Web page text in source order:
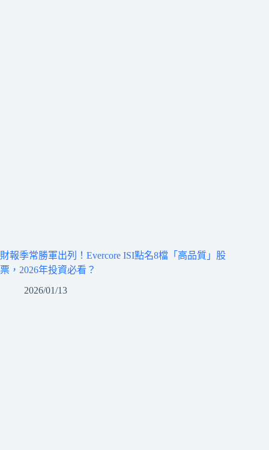
財報季常勝軍出列！Evercore ISI點名8檔「高品質」股
票，2026年投資必看？
2026/01/13